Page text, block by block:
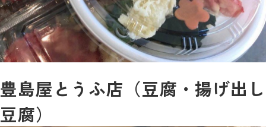
豊島屋とうふ店（豆腐・揚げ出し
豆腐）